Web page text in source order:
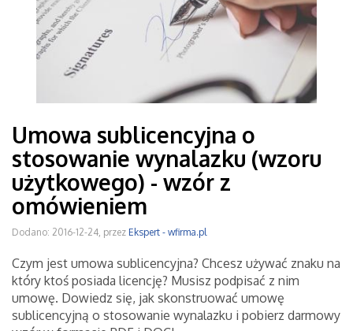
Umowa sublicencyjna o
stosowanie wynalazku (wzoru
użytkowego) - wzór z
omówieniem
Dodano: 2016-12-24, przez Ekspert - wfirma.pl
Czym jest umowa sublicencyjna? Chcesz używać znaku na
który ktoś posiada licencję? Musisz podpisać z nim
umowę. Dowiedz się, jak skonstruować umowę
sublicencyjną o stosowanie wynalazku i pobierz darmowy